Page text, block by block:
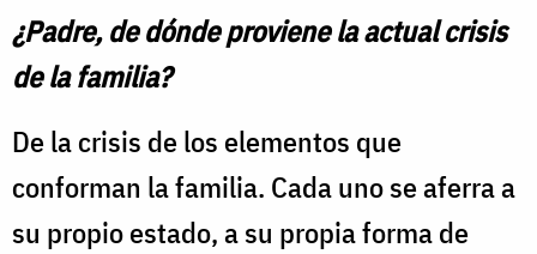
¿Padre, de dónde proviene la actual crisis
de la familia?
De la crisis de los elementos que
conforman la familia. Cada uno se aferra a
su propio estado, a su propia forma de